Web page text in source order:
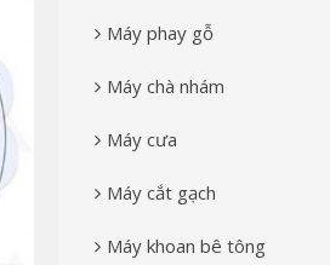
Máy phay gỗ
Máy chà nhám
Máy cưa
Máy cắt gạch
Máy khoan bê tông